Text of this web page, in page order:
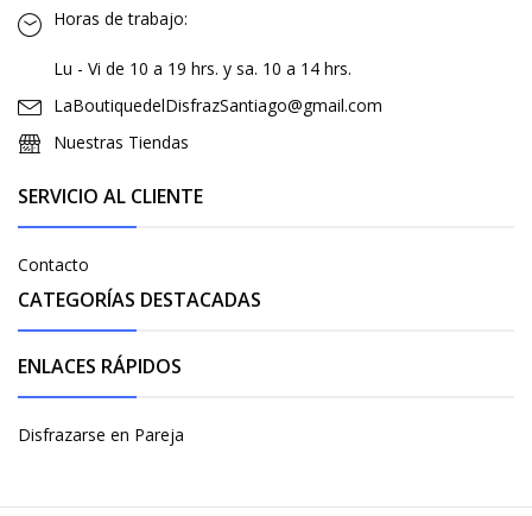
Horas de trabajo:
Lu - Vi de 10 a 19 hrs. y sa. 10 a 14 hrs.
LaBoutiquedelDisfrazSantiago@gmail.com
Nuestras Tiendas
SERVICIO AL CLIENTE
Contacto
CATEGORÍAS DESTACADAS
ENLACES RÁPIDOS
Disfrazarse en Pareja